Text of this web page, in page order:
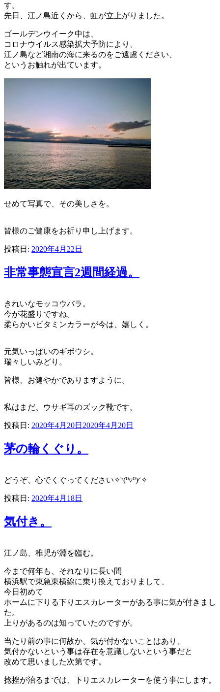
す。
先日、江ノ島近くから、虹が立上がりました。
ゴールデンウイーク中は、
コロナウイルス感染拡大予防により、
江ノ島など湘南の海に来るのをご遠慮ください、
というお触れが出ています。
せめて写真で、その美しさを。
皆様のご健康をお祈り申し上げます。
投稿日: 2020年4月22日
非常事態宣言2週間経過。
きれいなモッコウバラ。
今が花盛りですね。
柔らかいビタミンカラーが今は、嬉しく。
元気いっぱいのギボウシ。
瑞々しいみどり。
皆様、お健やかでありますように。
私はまだ、ウサギ耳のズック靴です。
投稿日: 2020年4月20日 2020年4月20日
茅の輪くぐり。
どうぞ、心でくぐってください✧◝(⁰▿⁰)◜✧
投稿日: 2020年4月18日
気付き。
江ノ島、稚児が淵を臨む。
今まで何年も、それなりに長い間
横浜駅で東急東横線に乗り換えておりまして、
今日初めて
ホームに下りる下りエスカレーターがある事に気が付きまし
た。
上りがあるのは知っていたのですが。
当たり前の事に何故か、気が付かないことはあり、
気付かないという事は存在を意識しないという事だと
改めて思いました次第です。
捻挫が治るまでは、下りエスカレーターを使う事にします。